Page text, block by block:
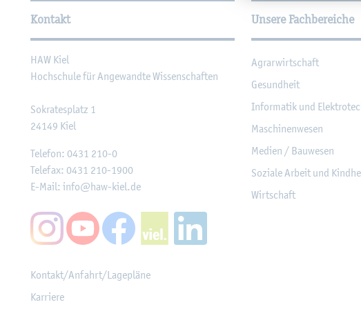
Kontakt
HAW Kiel
Hoch­schu­le für An­ge­wand­te Wis­sen­schaf­ten
So­kra­tes­platz 1
24149 Kiel
Te­le­fon: 0431 210-0
Te­le­fax: 0431 210-1900
E-Mail: info@​haw-​kiel.​de
Kon­takt/An­fahrt/La­ge­plä­ne
Kar­rie­re
Unsere Fachbereiche
Agrar­wirt­schaft
Ge­sund­heit
In­for­ma­tik und
Ma­schi­nen­we­sen
Me­di­en / Bau­we­sen
So­zia­le Ar­beit und
Wirt­schaft